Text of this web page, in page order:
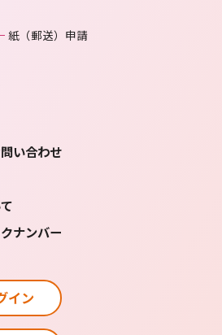
紙（郵送）申請
い合わせ
ナンバー
イン